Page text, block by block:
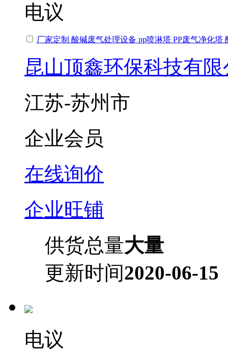
电议
厂家定制 酸碱废气处理设备 pp喷淋塔 PP废气净化塔
昆山顶鑫环保科技有
江苏-苏州市
企业会员
在线询价
企业旺铺
供货总量大量
更新时间2020-06-15
电议